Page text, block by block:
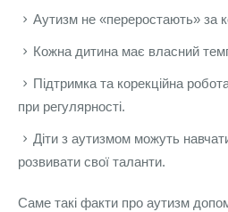
Аутизм не «переростають» за
Кожна дитина має власний
Підтримка та корекційна
при регулярності.
Діти з аутизмом можуть
розвивати свої таланти.
Саме такі факти про аутизм